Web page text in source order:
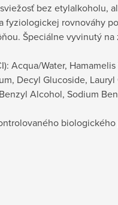
bez etylalkoholu,
fyziologickej rovnováhy
Špeciálne vyvinutý
Acqua/Water,
Decyl Glucoside,
Alcohol, Sodium